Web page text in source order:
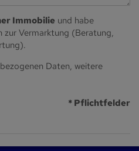
Immobilie und habe
zur Vermarktung (Beratung,
Daten, weitere
* Pflichtfelder